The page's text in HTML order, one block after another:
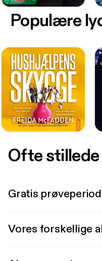
Populære
Ofte
Gratis
Vores forskellige